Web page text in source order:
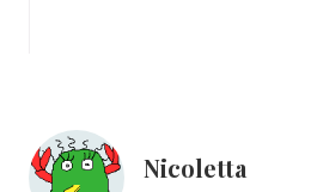
Nicoletta